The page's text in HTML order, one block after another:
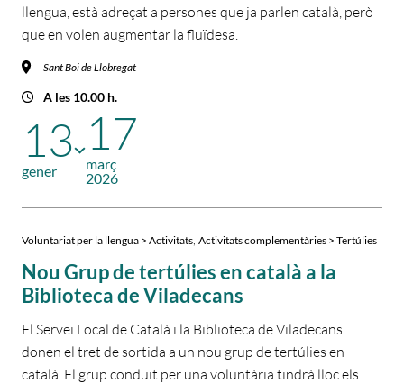
llengua, està adreçat a persones que ja parlen català, però
que en volen augmentar la fluïdesa.
Sant Boi de Llobregat
A les 10.00 h.
13
gener
17
març
2026
Voluntariat per la llengua > Activitats Activitats complementàries > Tertúlies
Nou Grup de tertúlies en català a la
Biblioteca de Viladecans
El Servei Local de Català i la Biblioteca de Viladecans
donen el tret de sortida a un nou grup de tertúlies en
català. El grup conduït per una voluntària tindrà lloc els